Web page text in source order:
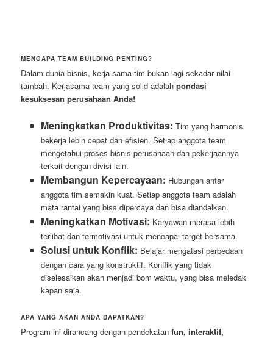
MENGAPA TEAM BUILDING PENTING?
Dalam dunia bisnis, kerja sama tim bukan lagi sekadar nilai
tambah. Kerjasama team yang solid adalahpondasi
kesuksesan perusahaan Anda!
Meningkatkan Produktivitas: Tim yang harmonis
bekerja lebih cepat dan efisien. Setiap anggota team
mengetahui proses bisnis perusahaan dan pekerjaannya
terkait dengan divisi lain.
Membangun Kepercayaan: Hubungan antar
anggota tim semakin kuat. Setiap anggota team adalah
mata rantai yang bisa dipercaya dan bisa diandalkan.
Meningkatkan Motivasi: Karyawan merasa lebih
terlibat dan termotivasi untuk mencapai target bersama.
Solusi untuk Konflik: Belajar mengatasi perbedaan
dengan cara yang konstruktif. Konflik yang tidak
diselesaikan akan menjadi bom waktu, yang bisa meledak
kapan saja.
APA YANG AKAN ANDA DAPATKAN?
Program ini dirancang dengan pendekatanfun, interaktif,